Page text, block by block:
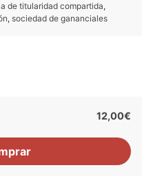
de titularidad compartida,
, sociedad de gananciales
12,00€